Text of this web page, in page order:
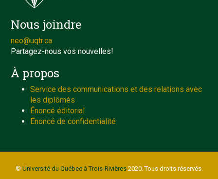
Nous joindre
neo@uqtr.ca
Partagez-nous vos nouvelles!
À propos
Service des communications et des relations avec
les diplômés
Énoncé éditorial
Énoncé de confidentialité
© Université du Québec à Trois-Rivières2020. Tous droits réservés.